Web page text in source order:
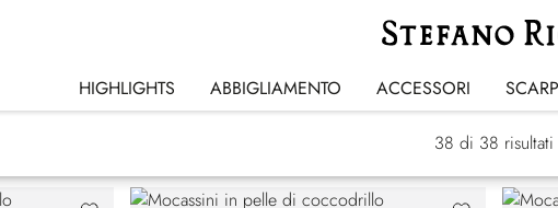
HIGHLIGHTS ABBIGLIAMENTO ACCESSORI
Mocassini
38 di 38 risultati